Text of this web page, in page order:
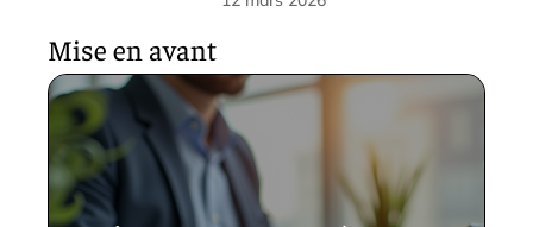
Mise en avant